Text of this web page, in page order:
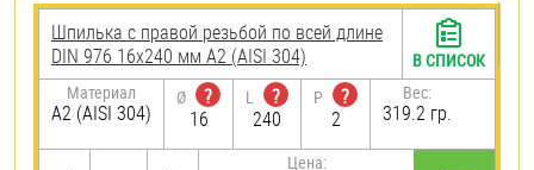
Шпилька с правой резьбой по всей длине
DIN 976 16х240 мм А2 (AISI 304)
Материал
А2 (AISI 304)
Ø
?
16
L
?
240
P
?
2
Вес:
319.2 гр.
Цена:
В СПИСОК